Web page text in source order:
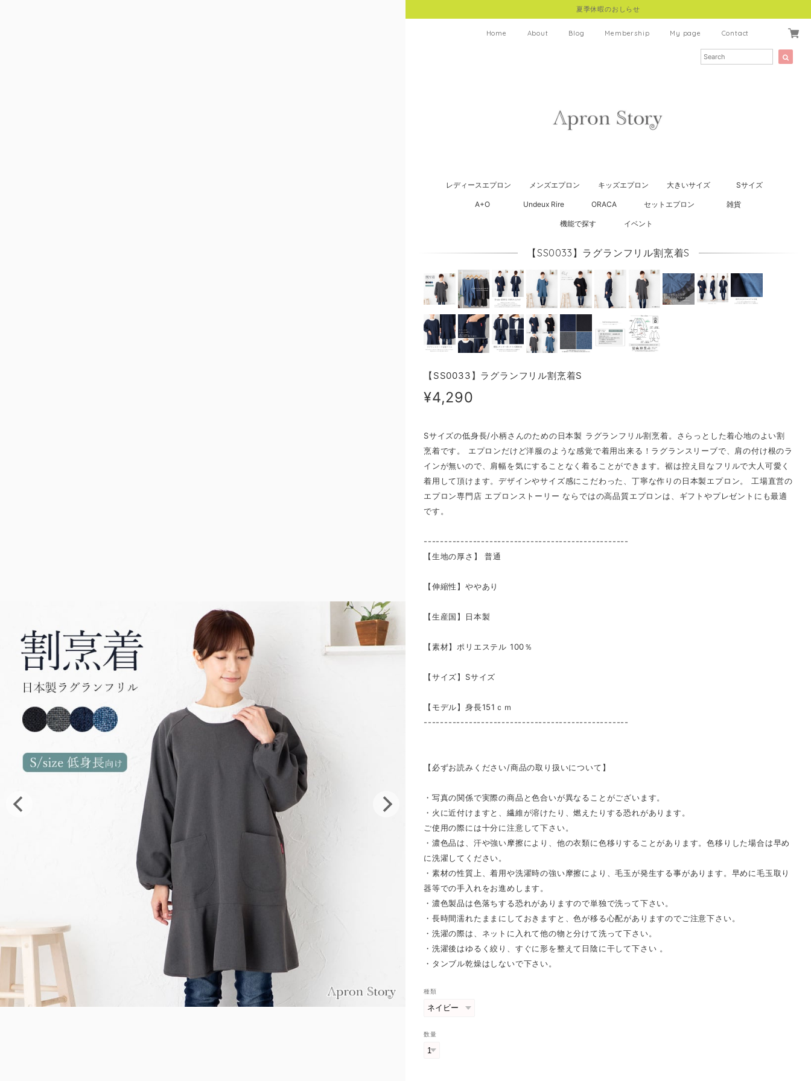
夏季休暇のおしらせ
Home About Blog Membership My page Contact
レディースエプロン メンズエプロン キッズエプロン 大きいサイズ Sサイズ
A+O Undeux Rire ORACA セットエプロン 雑貨
機能で探す イベント
【SS0033】ラグランフリル割烹着S
【SS0033】ラグランフリル割烹着S
¥4,290
Sサイズの低身長/小柄さんのための日本製 ラグランフリル割烹着。さらっとした着心地のよい割
烹着です。 エプロンだけど洋服のような感覚で着用出来る！ラグランスリーブで、肩の付け根のラ
インが無いので、肩幅を気にすることなく着ることができます。裾は控え目なフリルで大人可愛く
着用して頂けます。デザインやサイズ感にこだわった、丁寧な作りの日本製エプロン。 工場直営の
エプロン専門店 エプロンストーリー ならではの高品質エプロンは、ギフトやプレゼントにも最適
です。
--------------------------------------------------
【生地の厚さ】 普通
【伸縮性】ややあり
【生産国】日本製
【素材】ポリエステル 100％
【サイズ】Sサイズ
【モデル】身長151ｃｍ
--------------------------------------------------
【必ずお読みください/商品の取り扱いについて】
・写真の関係で実際の商品と色合いが異なることがございます。
・火に近付けますと、繊維が溶けたり、燃えたりする恐れがあります。
ご使用の際には十分に注意して下さい。
・濃色品は、汗や強い摩擦により、他の衣類に色移りすることがあります。色移りした場合は早め
に洗濯してください。
・素材の性質上、着用や洗濯時の強い摩擦により、毛玉が発生する事があります。早めに毛玉取り
器等での手入れをお進めします。
・濃色製品は色落ちする恐れがありますので単独で洗って下さい。
・長時間濡れたままにしておきますと、色が移る心配がありますのでご注意下さい。
・洗濯の際は、ネットに入れて他の物と分けて洗って下さい。
・洗濯後はゆるく絞り、すぐに形を整えて日陰に干して下さい 。
・タンブル乾燥はしないで下さい。
種類
数量